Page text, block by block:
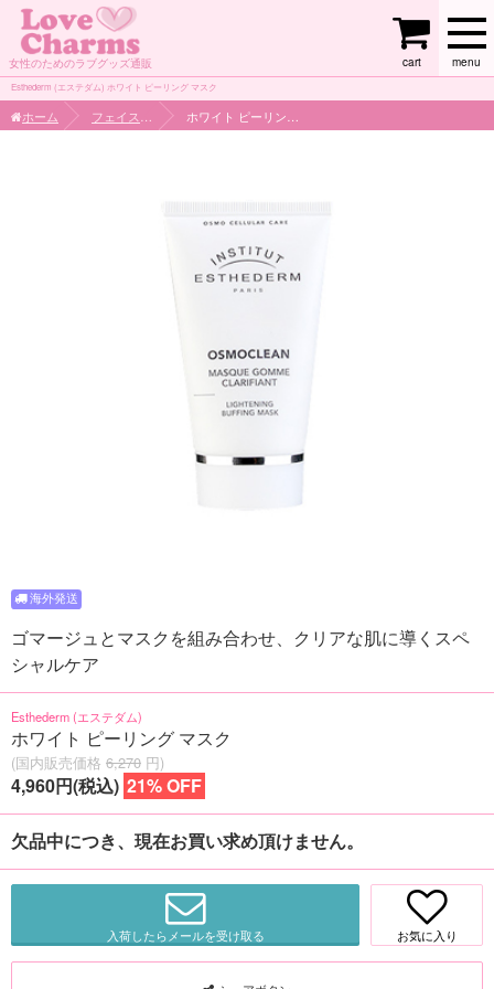
女性のためのラブグッズ通販 menu
cart
Esthederm (エステダム) ホワイト ピーリング マスク
ホーム
ゴマージュとマスクを組み合わせ、クリアな肌に導くスペ
シャルケア
Esthederm (エステダム)
ホワイト ピーリング マスク
(国内販売価格 6,270 円)
4,960円(税込) 21% OFF
欠品中につき、現在お買い求め頂けません。
入荷したらメールを受け取る お気に入り